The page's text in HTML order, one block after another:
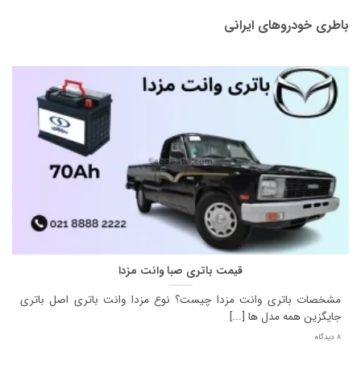
باطری خودروهای ایرانی
قیمت باتری صبا وانت مزدا
مشخصات باتری وانت مزدا چیست؟ نوع مزدا وانت باتری اصل باتری
جایگزین همه مدل ها [...]
8 دیدگاه